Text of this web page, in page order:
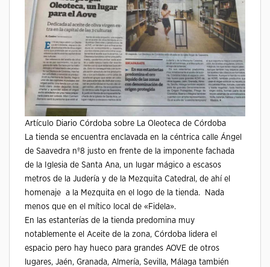
Artículo Diario Córdoba sobre La Oleoteca de Córdoba
La tienda se encuentra enclavada en la céntrica calle Ángel
de Saavedra nº8 justo en frente de la imponente fachada
de la Iglesia de Santa Ana, un lugar mágico a escasos
metros de la Judería y de la Mezquita Catedral, de ahí el
homenaje a la Mezquita en el logo de la tienda. Nada
menos que en el mítico local de «Fidela».
En las estanterías de la tienda predomina muy
notablemente el Aceite de la zona, Córdoba lidera el
espacio pero hay hueco para grandes AOVE de otros
lugares, Jaén, Granada, Almería, Sevilla, Málaga también